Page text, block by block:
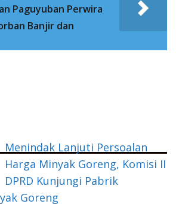
Paguyuban Perwira
Banjir dan
Menindak Lanjuti Persoalan
Harga Minyak Goreng, Komisi II
DPRD Kunjungi Pabrik
Goreng